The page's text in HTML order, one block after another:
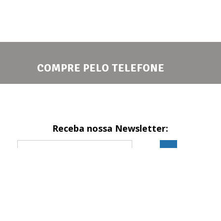
COMPRE PELO TELEFONE
Receba nossa Newsletter: